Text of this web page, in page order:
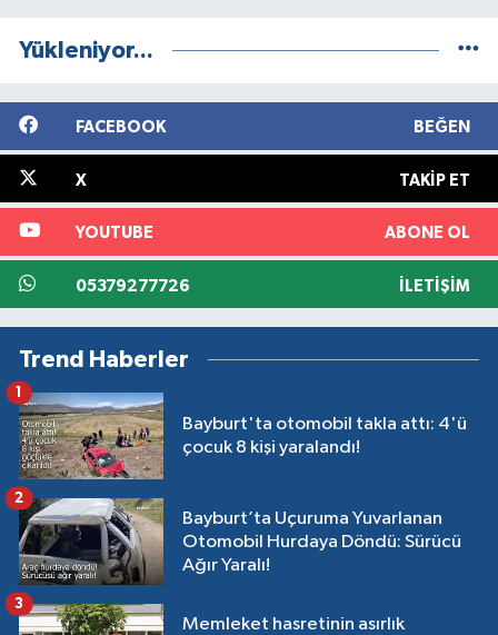
Yükleniyor...
FACEBOOK BEĞEN
X TAKIP ET
YOUTUBE ABONE OL
05379277726 İLETIŞIM
Trend Haberler
Bayburt'ta otomobil takla attı: 4'ü
çocuk 8 kişi yaralandı!
1
Bayburt’ta Uçuruma Yuvarlanan
Otomobil Hurdaya Döndü: Sürücü
Ağır Yaralı!
2
Memleket hasretinin asırlık
3